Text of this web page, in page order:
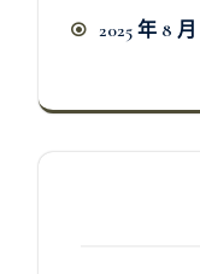
2025 年 8 月